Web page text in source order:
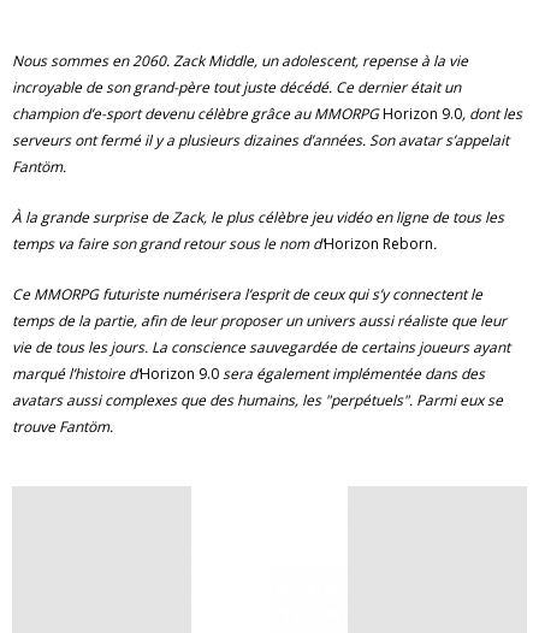
Nous sommes en 2060. Zack Middle, un adolescent, repense à la vie
incroyable de son grand-père tout juste décédé. Ce dernier était un
champion d’e-sport devenu célèbre grâce au MMORPGHorizon 9.0, dont les
serveurs ont fermé il y a plusieurs dizaines d’années. Son avatar s’appelait
Fantöm.
À la grande surprise de Zack, le plus célèbre jeu vidéo en ligne de tous les
temps va faire son grand retour sous le nom d’Horizon Reborn.
Ce MMORPG futuriste numérisera l’esprit de ceux qui s’y connectent le
temps de la partie, afin de leur proposer un univers aussi réaliste que leur
vie de tous les jours. La conscience sauvegardée de certains joueurs ayant
marqué l’histoire d’Horizon 9.0sera également implémentée dans des
avatars aussi complexes que des humains, les "perpétuels". Parmi eux se
trouve Fantöm.